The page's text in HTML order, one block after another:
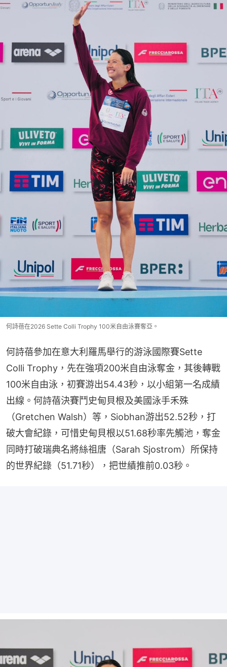
何詩蓓在2026 Sette Colli Trophy 100米自由泳賽奪亞。
何詩蓓參加在意大利羅馬舉行的游泳國際賽Sette
Colli Trophy，先在強項200米自由泳奪金，其後轉戰
100米自由泳，初賽游出54.43秒，以小組第一名成績
出線。何詩蓓決賽鬥史甸貝根及美國泳手禾殊
（Gretchen Walsh）等，Siobhan游出52.52秒，打
破大會紀錄，可惜史甸貝根以51.68秒率先觸池，奪金
同時打破瑞典名將絲祖唐（Sarah Sjostrom）所保持
的世界紀錄（51.71秒），把世績推前0.03秒。